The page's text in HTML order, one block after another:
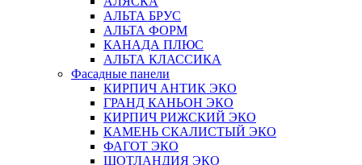
АЛЬТА БРУС
АЛЬТА ФОРМ
КАНАДА ПЛЮС
АЛЬТА КЛАССИКА
Фасадные панели
КИРПИЧ АНТИК ЭКО
ГРАНД КАНЬОН ЭКО
КИРПИЧ РИЖСКИЙ ЭКО
КАМЕНЬ СКАЛИСТЫЙ ЭКО
ФАГОТ ЭКО
ШОТЛАНДИЯ ЭКО